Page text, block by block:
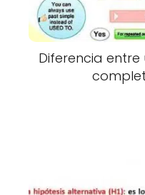
Diferencia